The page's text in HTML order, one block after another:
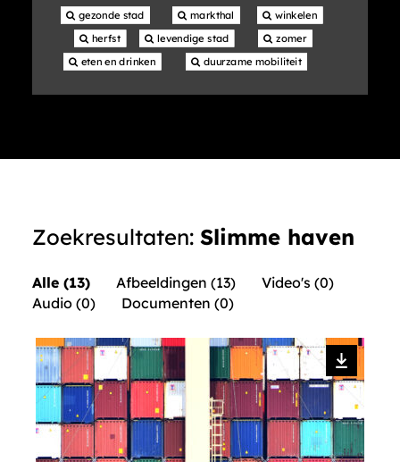
gezonde stad markthal
winkelen
herfst
levendige stad
zomer
eten en drinken
duurzame mobiliteit
Zoekresultaten: Slimme haven
Alle (13) Afbeeldingen (13)
Video's (0)
Audio (0)
Documenten (0)